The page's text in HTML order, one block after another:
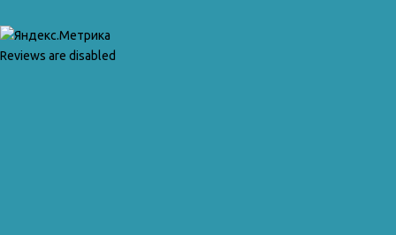
Reviews are disabled